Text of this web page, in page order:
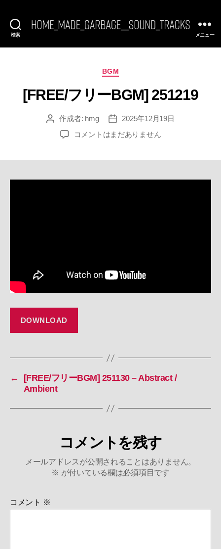
検索
BGM]
SoundTracks
メニュー
カ
ゴ
リ
ー
BGM
[FREE/フリーBGM] 251219
投
作成者: hmg
投
稿
日
2025年12月19日
[FREE/
コメントはまだありません
DOWNLOAD
←
[FREE/フリーBGM] 251130 – Abstract /
Ambient
コメントを残す
メールアドレスが公開されることはありません。
※ が付いている欄は必須項目です
コメント ※